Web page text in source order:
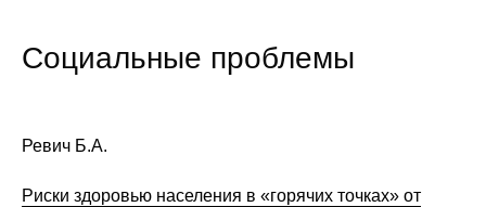
Социальные проблемы
Ревич Б.А.
Риски здоровью населения в «горячих точках» от